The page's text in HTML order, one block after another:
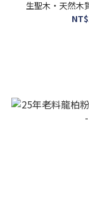
生聖木・天然木